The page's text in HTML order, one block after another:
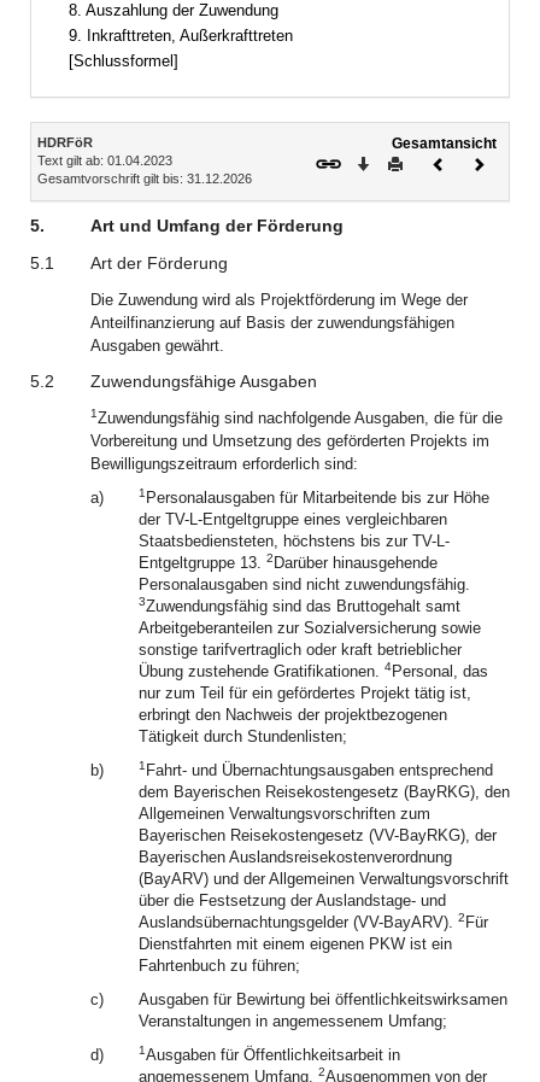
8. Auszahlung der Zuwendung
9. Inkrafttreten, Außerkrafttreten
[Schlussformel]
Inhalt
HDRFöR
Text gilt ab: 01.04.2023
Gesamtvorschrift gilt bis: 31.12.2026
Gesamtansicht
Download
DruckenVorheriges
5.
Art und Umfang der Förderung
5.1
Art der Förderung
Die Zuwendung wird als Projektförderung im Wege der
Anteilfinanzierung auf Basis der zuwendungsfähigen
Ausgaben gewährt.
5.2 Zuwendungsfähige Ausgaben
1Zuwendungsfähig sind nachfolgende Ausgaben, die für die
Vorbereitung und Umsetzung des geförderten Projekts im
Bewilligungszeitraum erforderlich sind:
a)
1 Personalausgaben für Mitarbeitende bis zur Höhe
der TV-L-Entgeltgruppe eines vergleichbaren
Staatsbediensteten, höchstens bis zur TV-L-
Entgeltgruppe 13. 2 Darüber hinausgehende
Personalausgaben sind nicht zuwendungsfähig.
3Zuwendungsfähig sind das Bruttogehalt samt
Arbeitgeberanteilen zur Sozialversicherung sowie
sonstige tarifvertraglich oder kraft betrieblicher
Übung zustehende Gratifikationen. 4Personal, das
nur zum Teil für ein gefördertes Projekt tätig ist,
erbringt den Nachweis der projektbezogenen
Tätigkeit durch Stundenlisten;
b)
1 Fahrt- und Übernachtungsausgaben entsprechend
dem Bayerischen Reisekostengesetz (BayRKG), den
Allgemeinen Verwaltungsvorschriften zum
Bayerischen Reisekostengesetz (VV-BayRKG), der
Bayerischen Auslandsreisekostenverordnung
(BayARV) und der Allgemeinen Verwaltungsvorschrift
über die Festsetzung der Auslandstage- und
Auslandsübernachtungsgelder (VV-BayARV). 2 Für
Dienstfahrten mit einem eigenen PKW ist ein
Fahrtenbuch zu führen;
c)
Ausgaben für Bewirtung bei öffentlichkeitswirksamen
Veranstaltungen in angemessenem Umfang;
d)
1Ausgaben für Öffentlichkeitsarbeit in
angemessenem Umfang. 2Ausgenommen von der